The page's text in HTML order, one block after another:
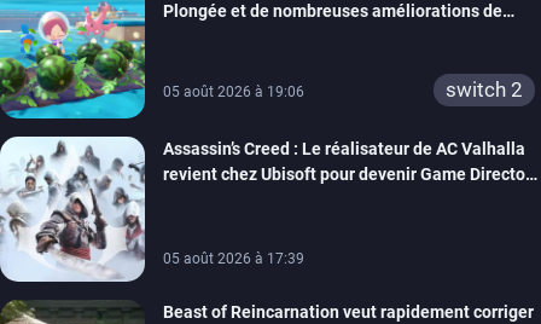
Plongée et de nombreuses améliorations de
05 août 2026 à 19:06 switch 2
Assassin’s Creed : Le réalisateur de AC Valhalla
revient chez Ubisoft pour devenir Game Director
05 août 2026 à 17:39
Beast of Reincarnation veut rapidement corriger